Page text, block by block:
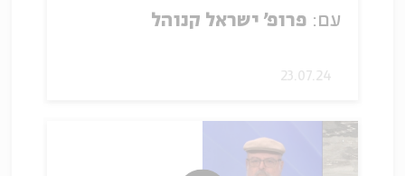
עם: פרופ' ישראל קנוהל
23.07.24